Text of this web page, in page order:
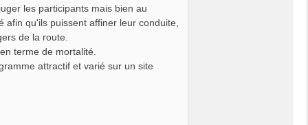
les participants mais bien au
qu'ils puissent affiner leur conduite,
de la route.
terme de mortalité.
attractif et varié sur un site